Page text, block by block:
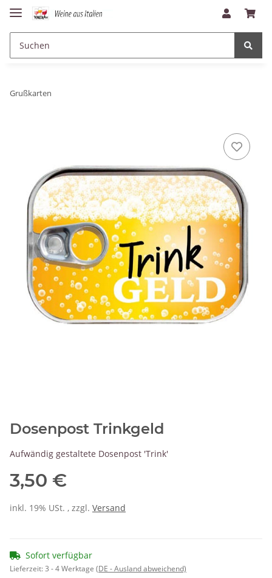
Grußkarten
Dosenpost Trinkgeld
Aufwändig gestaltete Dosenpost 'Trink'
3,50 €
inkl. 19% USt. , zzgl. Versand
Sofort verfügbar
Lieferzeit:3 - 4 Werktage (DE - Ausland abweichend)